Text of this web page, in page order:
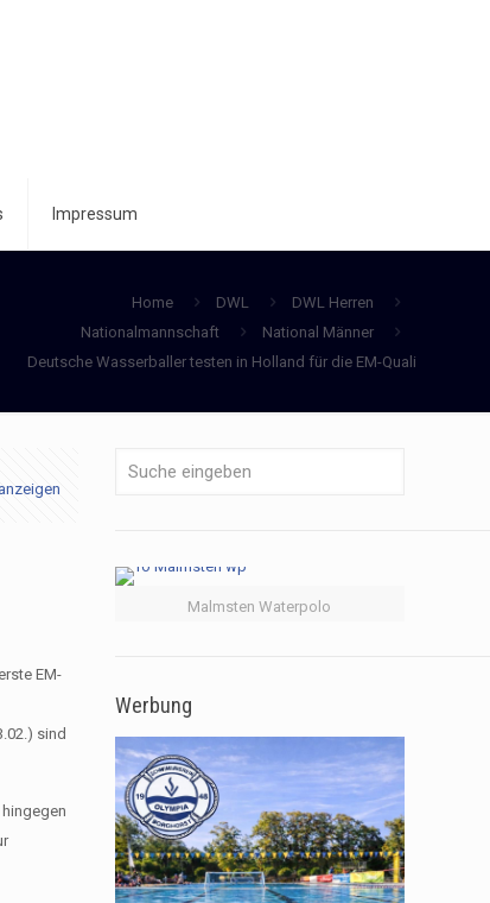
Impressum
Home DWL
DWL Herren
Nationalmannschaft
National Männer
Deutsche Wasserballer testen in Holland für die EM-Quali
EM-
sind
Malmsten Waterpolo
Werbung